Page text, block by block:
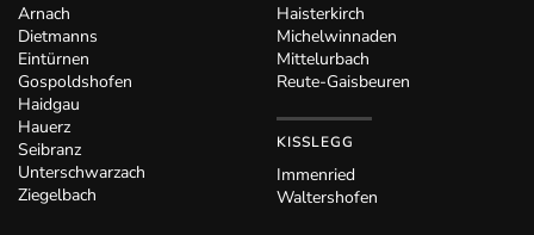
Arnach
Dietmanns
Eintürnen
Gospoldshofen
Haidgau
Hauerz
Seibranz
Unterschwarzach
Ziegelbach
Haisterkirch
Michelwinnaden
Mittelurbach
Reute-Gaisbeuren
KISSLEGG
Immenried
Waltershofen